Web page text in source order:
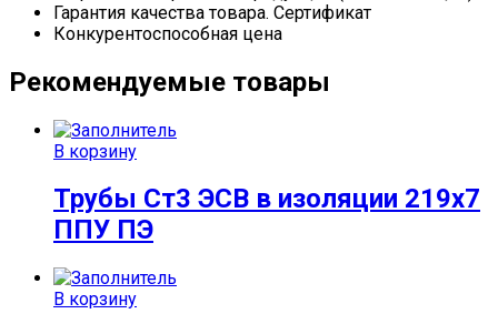
Гарантия качества товара. Сертификат
Конкурентоспособная цена
Рекомендуемые товары
В корзину
Трубы Ст3 ЭСВ в изоляции 219х7
ППУ ПЭ
В корзину